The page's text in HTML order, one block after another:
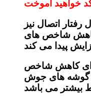
اتصال نیز
کاهش شاخص های
کاهش شاخص
گوشه های جوش